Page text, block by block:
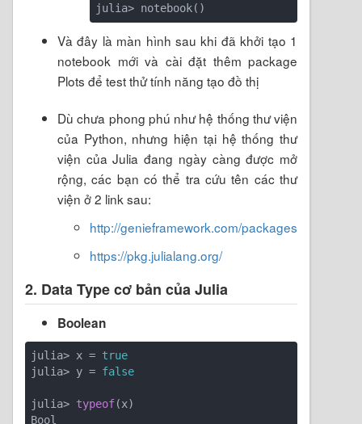
Và đây là màn hình sau khi đã khởi tạo 1
notebook mới và cài đặt thêm package
Plots để test thử tính năng tạo đồ thị
Dù chưa phong phú như hệ thống thư viện
của Python, nhưng hiện tại hệ thống thư
viện của Julia đang ngày càng được mở
rộng, các bạn có thể tra cứu tên các thư
viện ở 2 link sau:
http://genieframework.com/packages
https://pkg.julialang.org/
2. Data Type cơ bản của Julia
Boolean
julia> x = true
julia> y = false
julia> typeof(x)
Bool